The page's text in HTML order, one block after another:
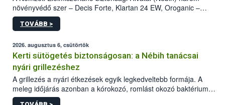
növényvédő szer – Decis Forte, Klartan 24 EW, Oroganic –
engedélyokiratát módosította, így azok a szüretet követően,
egészen a vesszőérettség (BBCH 91) stádiumáig
érésű szőlőkben is legyen lehetőség a károsító elleni további
védekezésre. Az Oroganic készítmény kis kiszerelésben kiskerti
felhasználók számára is elérhető és ökológiai termesztésben is
engedélyezett.
TOVÁBB >
2026. augusztus 6, csütörtök
Kerti sütögetés biztonságosan: a Nébih tanácsai
nyári grillezéshez
A grillezés a nyári étkezések egyik legkedveltebb formája. A
meleg időjárás azonban a kórokozó, romlást okozó baktériumok
gyorsabb szaporodásának is kedvez. A szabadtéri sütögetés